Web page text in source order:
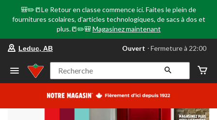
🎒✏️📒Le Retour en classe commence ici. Faites le plein de
fournitures scolaires, d'articles technologiques, de sacs à dos et
plus.📒✏️🎒 Magasinez maintenant
votre
préféré
Leduc,
AB,
courament
Fermeture
Leduc, AB Ouvert ⋅ Fermeture à 22:00
Recherche